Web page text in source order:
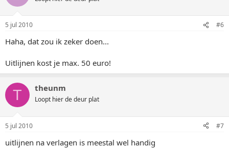
5 jul 2010 #6
Haha, dat zou ik zeker doen...
Uitlijnen kost je max. 50 euro!
T theunm
Loopt hier de deur plat
5 jul 2010 #7
uitlijnen na verlagen is meestal wel handig